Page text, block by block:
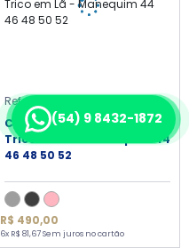
(54) 9 8432-1872
Ref. 6513
Casaco com Bolso Longo
Trico em Lã - Manequim 44
46 48 50 52
R$ 490,00
6x R$ 81,67 Sem juros no cartão